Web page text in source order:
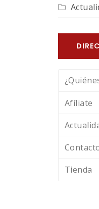
Afíliate
Tienda